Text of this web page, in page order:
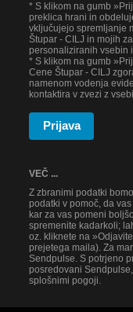
* S klikom na gumb
preklica hrani in
vključujejo spremljanje
Štupar - CILJ in mojih
personaliziranih vsebin
* S klikom na gumb
Cene Štupar - CILJ
namenom vodenja
kontaktira v zvezi z
Prijava
VEČ ...
Z zbranimi podatki
podatki v pomoč, da
kar za vas pomeni
spremenite kadarkoli;
oz. kliknete na
prejetega maila). Za
Sendpulse. S potrjeno
posredovani
splošnimi pogoji.